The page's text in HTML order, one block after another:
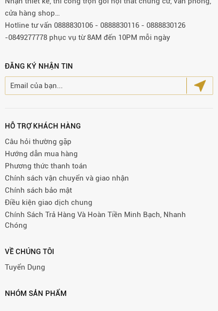
cửa hàng shop…
Hotline tư vấn 0888830106 - 0888830116 - 0888830126
-0849277778 phục vụ từ 8AM đến 10PM mỗi ngày
ĐĂNG KÝ NHẬN TIN
HỖ TRỢ KHÁCH HÀNG
Câu hỏi thường gặp
Hướng dẫn mua hàng
Phương thức thanh toán
Chính sách vận chuyển và giao nhận
Chính sách bảo mật
Điều kiện giao dịch chung
Chính Sách Trả Hàng Và Hoàn Tiền Minh Bạch, Nhanh
Chóng
VỀ CHÚNG TÔI
Tuyển Dụng
NHÓM SẢN PHẨM